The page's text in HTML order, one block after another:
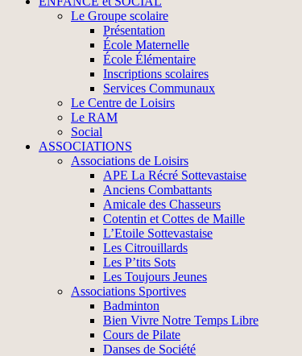
Le Groupe scolaire
Présentation
École Maternelle
École Élémentaire
Inscriptions scolaires
Services Communaux
Le Centre de Loisirs
Le RAM
Social
ASSOCIATIONS
Associations de Loisirs
APE La Récré Sottevastaise
Anciens Combattants
Amicale des Chasseurs
Cotentin et Cottes de Maille
L’Etoile Sottevastaise
Les Citrouillards
Les P’tits Sots
Les Toujours Jeunes
Associations Sportives
Badminton
Bien Vivre Notre Temps Libre
Cours de Pilate
Danses de Société